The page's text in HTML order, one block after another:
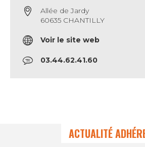
Allée de Jardy
60635 CHANTILLY
Voir le site web
03.44.62.41.60
ACTUALITÉ